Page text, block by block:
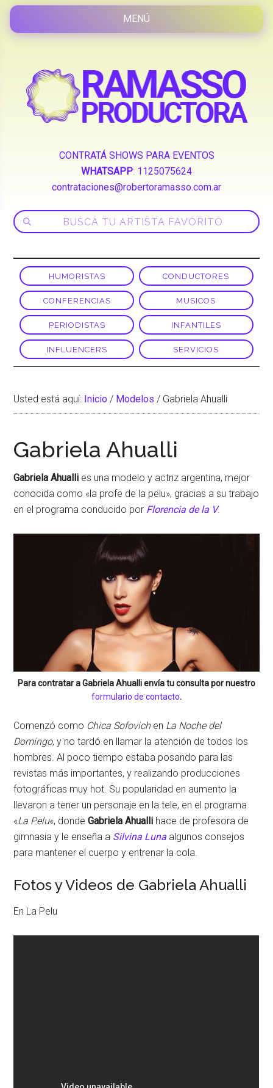
CONTRATÁ SHOWS PARA EVENTOS
WHATSAPP: 1125075624
contrataciones@robertoramasso.com.ar
HUMORISTAS CONDUCTORES
CONFERENCIAS MUSICOS
PERIODISTAS INFANTILES
INFLUENCERS SERVICIOS
Usted está aquí: Inicio / Modelos / Gabriela Ahualli
Gabriela Ahualli
Gabriela Ahualli es una modelo y actriz argentina, mejor
conocida como «la profe de la pelu», gracias a su trabajo
en el programa conducido por Florencia de la V.
Para contratar aGabriela Ahuallienvía tu consulta por nuestro
formulario de contacto.
Comenzó como Chica Sofovichen La Noche del
Domingo, y no tardó en llamar la atención de todos los
hombres. Al poco tiempo estaba posando para las
revistas más importantes, y realizando producciones
fotográficas muy hot. Su popularidad en aumento la
llevaron a tener un personaje en la tele, en el programa
«La Pelu«, dondeGabriela Ahualli hace de profesora de
gimnasia y le enseña a Silvina Luna algunos consejos
para mantener el cuerpo y entrenar la cola.
Fotos y Videos de Gabriela Ahualli
En La Pelu